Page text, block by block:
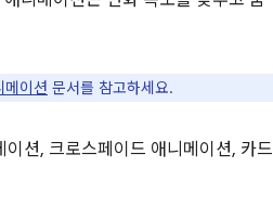
메이션 문서를 참고하세요.
션, 크로스페이드 애니메이션, 카드